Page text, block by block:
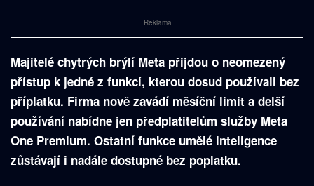
Reklama
Majitelé chytrých brýlí Meta přijdou o neomezený
přístup k jedné z funkcí, kterou dosud používali bez
příplatku. Firma nově zavádí měsíční limit a delší
používání nabídne jen předplatitelům služby Meta
One Premium. Ostatní funkce umělé inteligence
zůstávají i nadále dostupné bez poplatku.